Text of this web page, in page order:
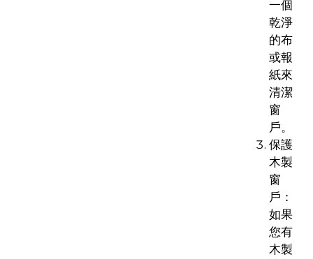
一個
乾淨
的布
或報
紙來
清潔
窗
戶。
保護
木製
窗
戶：
如果
您有
木製